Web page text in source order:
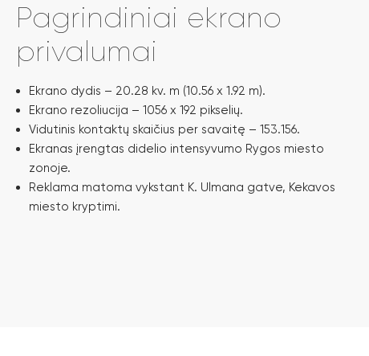
Pagrindiniai ekrano
privalumai
Ekrano dydis – 20.28 kv. m (10.56 x 1.92 m).
Ekrano rezoliucija – 1056 x 192 pikselių.
Vidutinis kontaktų skaičius per savaitę – 153.156.
Ekranas įrengtas didelio intensyvumo Rygos miesto
zonoje.
Reklama matoma vykstant K. Ulmana gatve, Kekavos
miesto kryptimi.